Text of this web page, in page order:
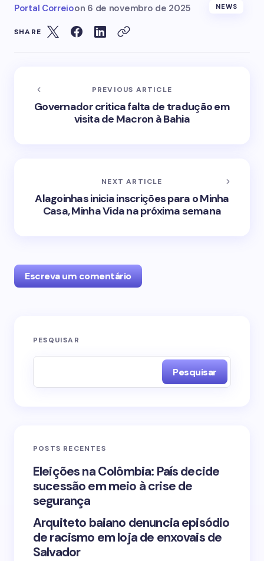
Portal Correioon 6 de novembro de 2025 NEWS
SHARE
PREVIOUS ARTICLE
Governador critica falta de tradução em
visita de Macron à Bahia
NEXT ARTICLE
Alagoinhas inicia inscrições para o Minha
Casa, Minha Vida na próxima semana
Escreva um comentário
O seu endereço de e-mail não será publicado.
Your Comment *
Save my name and email in this browser for the
PESQUISAR
Pesquisar
POSTS RECENTES
Eleições na Colômbia: País decide
sucessão em meio à crise de
segurança
Arquiteto baiano denuncia episódio
de racismo em loja de enxovais de
Salvador